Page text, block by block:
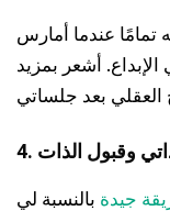
تمامًا عندما أمارس
الإبداع. أشعر بمزيد
جيدة بالنسبة لي